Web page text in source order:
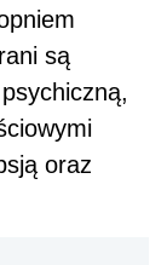
są
oraz